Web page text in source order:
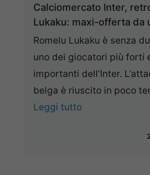
Calciomercato Inter,
Lukaku: maxi-offerta da
Romelu Lukaku è senza
uno dei giocatori più forti
importanti dell’Inter.
belga è riuscito in poco
Leggi tutto